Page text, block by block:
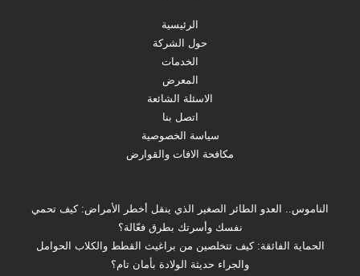
الرئيسية
حول الشركة
الخدمات
المعرض
الاسئلة الشائعة
اتصل بنا
سياسة الخصوصية
مكافحة الافات والقوارض
الناموس.. العدو الطائر الصغير الذي ينقل أخطر الأمراض: كيف تحمي
نفسك وأسرتك بطرق فعّالة؟
الحماية الفائقة: كيف تتخلصين من براغيث القطط والكلاب الحوامل
والجراء حديثة الولادة بأمان تام؟